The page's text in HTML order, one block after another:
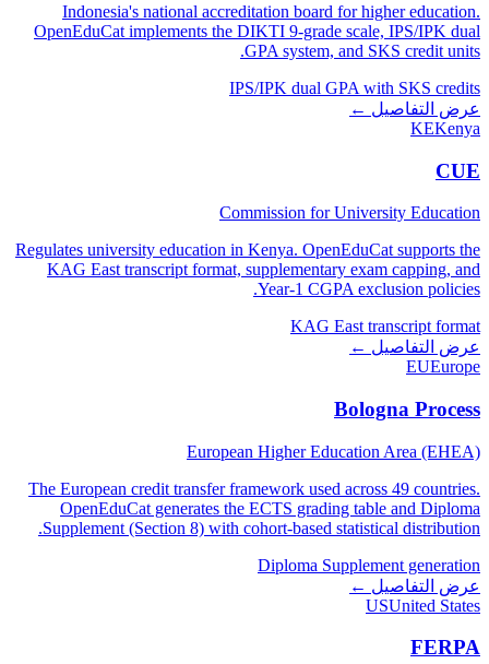
Indonesia's national accreditation board for higher education.
OpenEduCat implements the DIKTI 9-grade scale, IPS/IPK dual
GPA system, and SKS credit units.
IPS/IPK dual GPA with SKS credits
عرض التفاصيل ←
KEKenya
CUE
Commission for University Education
Regulates university education in Kenya. OpenEduCat supports the
KAG East transcript format, supplementary exam capping, and
Year-1 CGPA exclusion policies.
KAG East transcript format
عرض التفاصيل ←
EUEurope
Bologna Process
European Higher Education Area (EHEA)
The European credit transfer framework used across 49 countries.
OpenEduCat generates the ECTS grading table and Diploma
Supplement (Section 8) with cohort-based statistical distribution.
Diploma Supplement generation
عرض التفاصيل ←
USUnited States
FERPA